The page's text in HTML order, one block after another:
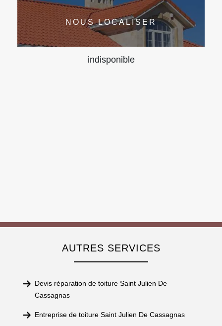
NOUS LOCALISER
indisponible
AUTRES SERVICES
Devis réparation de toiture Saint Julien De
Cassagnas
Entreprise de toiture Saint Julien De Cassagnas